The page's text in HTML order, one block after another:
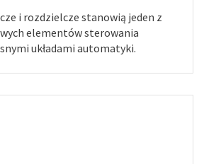
i rozdzielcze stanowią jeden z
elementów sterowania
układami automatyki.